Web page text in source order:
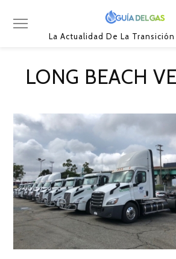
La Actualidad De La
LONG BEACH